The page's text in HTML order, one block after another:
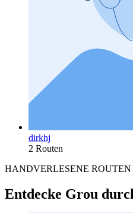
dirkhj
2 Routen
HANDVERLESENE ROUTEN
Entdecke Grou